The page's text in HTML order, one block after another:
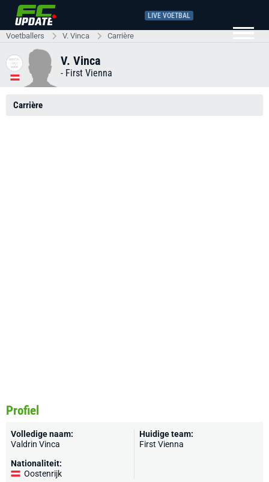
LIVE VOETBAL
Voetballers V. Vinca Carrière
V. Vinca
- First Vienna
Carrière
Profiel
Volledige naam:
Valdrin Vinca
Nationaliteit:
Oostenrijk
Huidige team:
First Vienna